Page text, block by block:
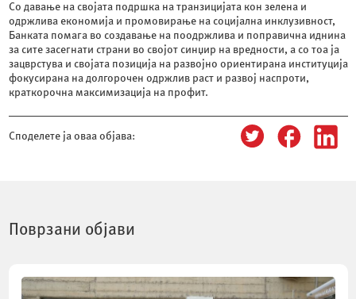
Со давање на својата подршка на транзицијата кон зелена и
одржлива економија и промовирање на социјална инклузивност,
Банката помага во создавање на поодржлива и поправична иднина
за сите засегнати страни во својот синџир на вредности, а со тоа ја
зацврстува и својата позиција на развојно ориентирана институција
фокусирана на долгорочен одржлив раст и развој наспроти,
краткорочна максимизација на профит.
Споделете ја оваа објава:
Поврзани објави